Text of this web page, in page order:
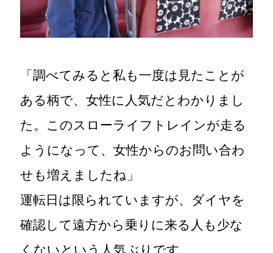
「調べてみると私も一度は見たことが
ある柄で、女性に人気だとわかりまし
た。このスローライフトレインが走る
ようになって、女性からのお問い合わ
せも増えましたね」
運転日は限られていますが、ダイヤを
確認して遠方から乗りに来る人も少な
くないという人気ぶりです。